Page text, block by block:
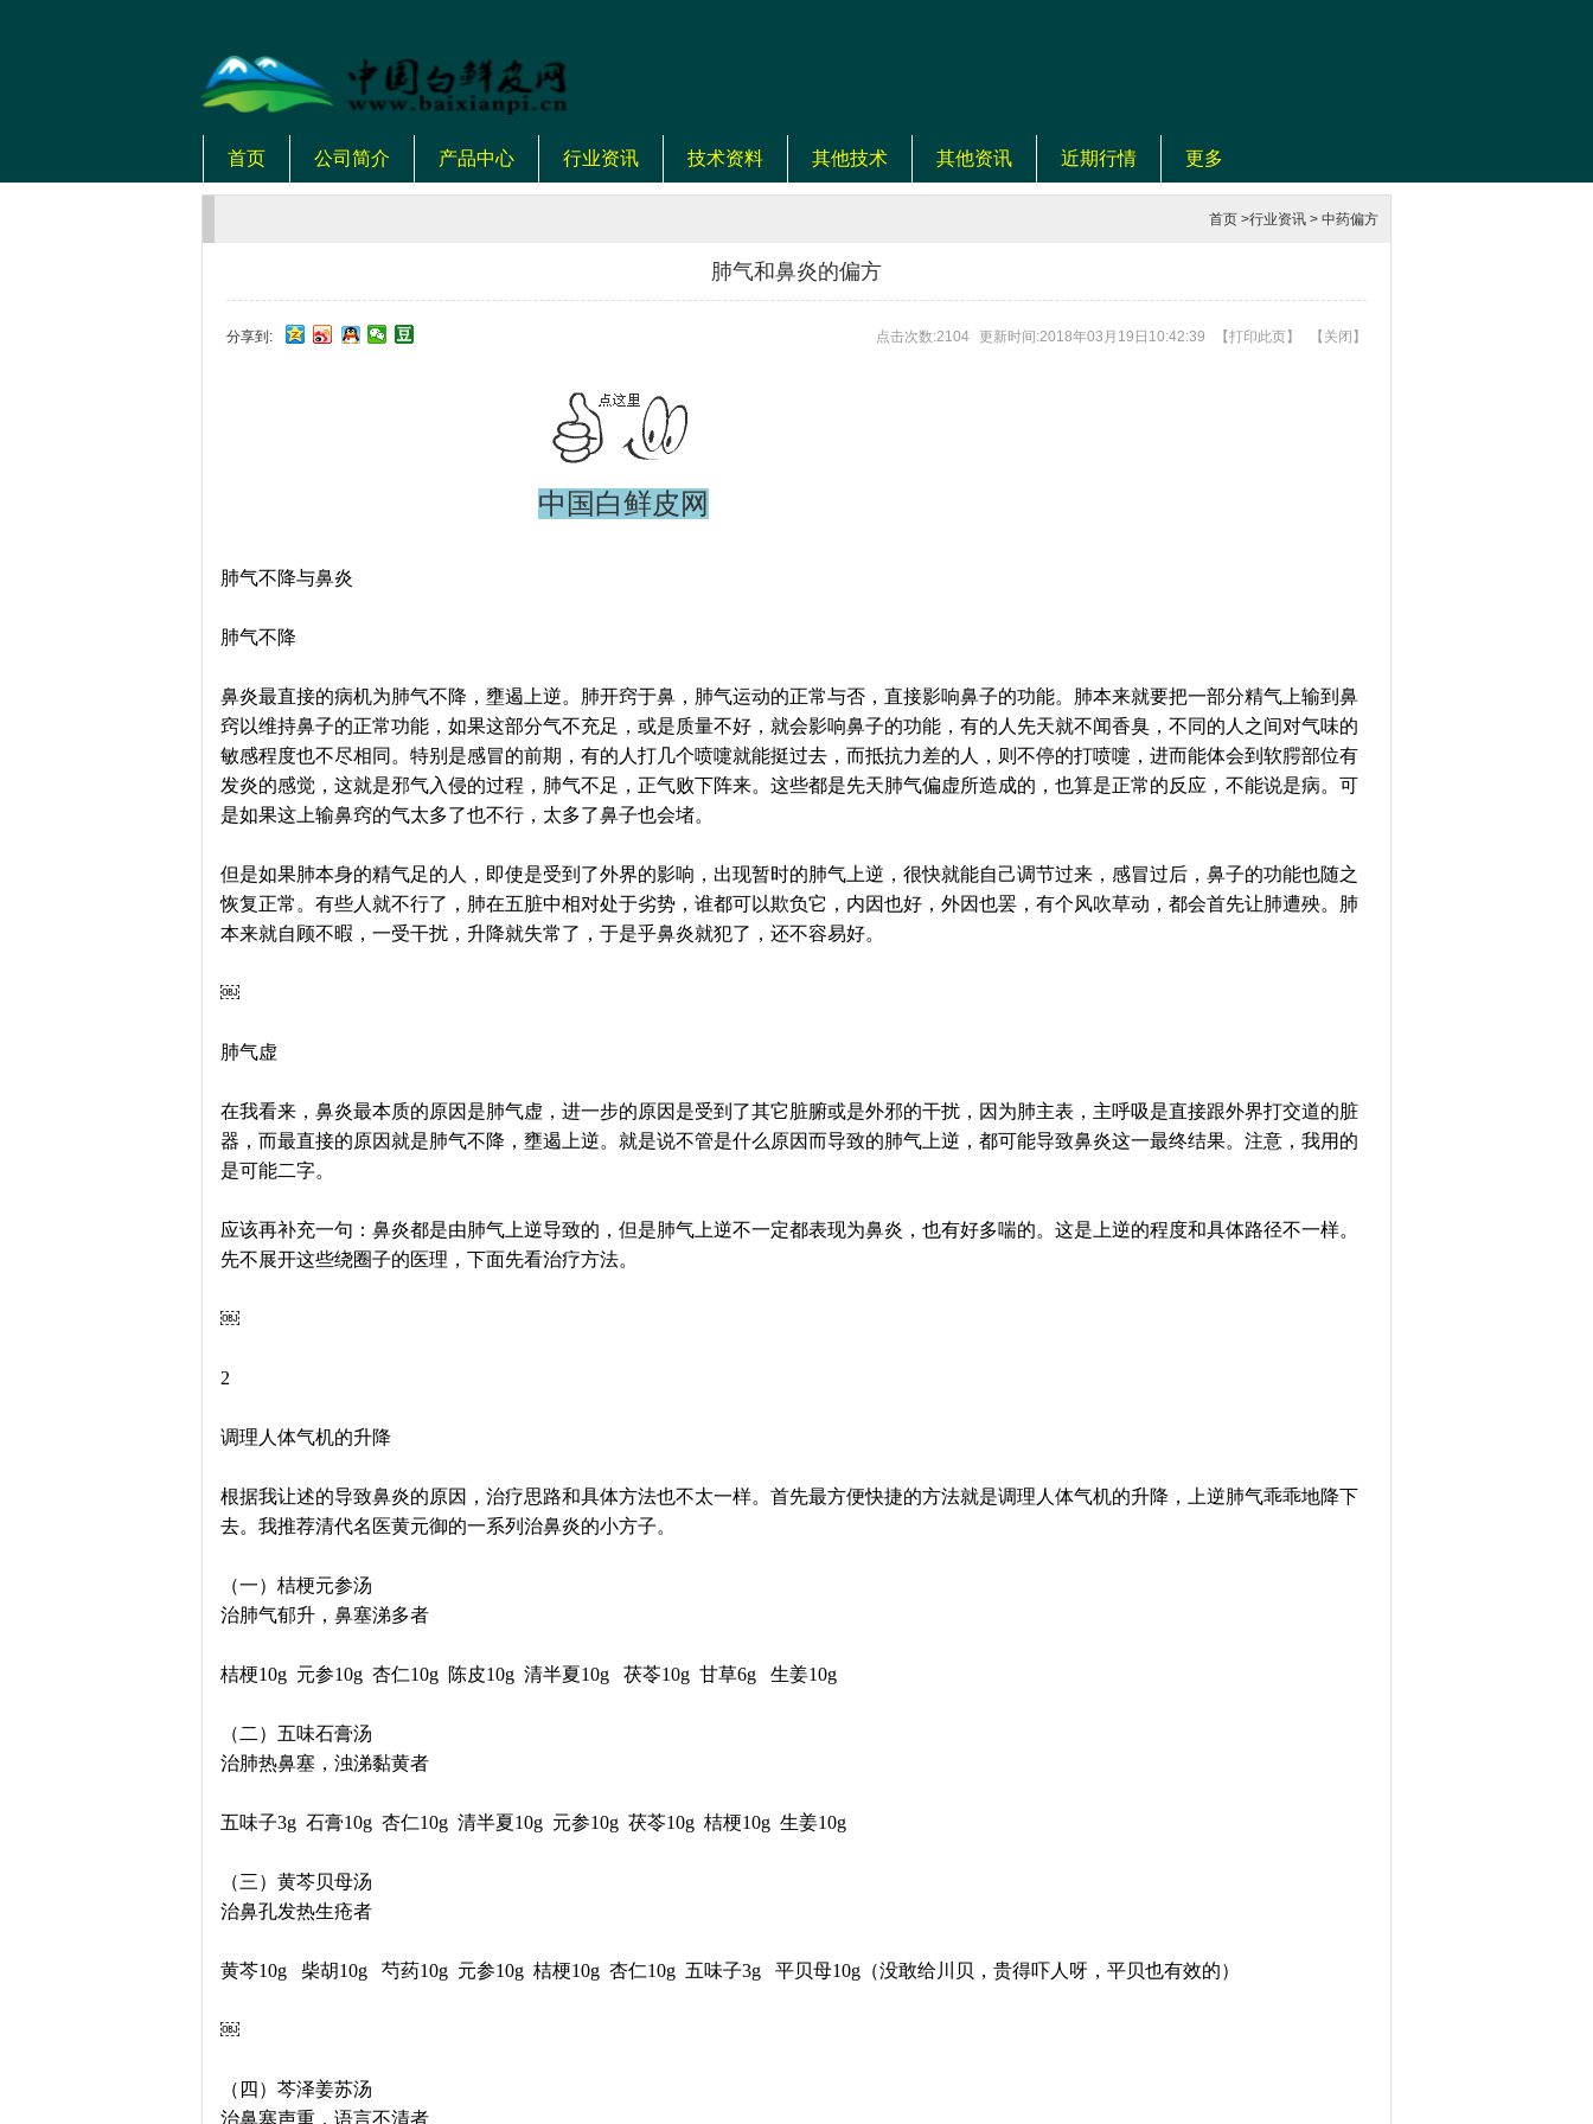
首页 公司简介 产品中心 行业资讯 技术资料 其他技术 其他资讯 近期行情 更多
首页 >行业资讯 > 中药偏方
肺气和鼻炎的偏方
分享到: 点击次数:2104 更新时间:2018年03月19日10:42:39 【打印此页】 【 关闭 】
中国白鲜皮网
肺气不降与鼻炎
肺气不降
鼻炎最直接的病机为肺气不降，壅遏上逆。肺开窍于鼻，肺气运动的正常与否，直接影响鼻子的功能。肺本来就要把一部分精气上输到鼻
窍以维持鼻子的正常功能，如果这部分气不充足，或是质量不好，就会影响鼻子的功能，有的人先天就不闻香臭，不同的人之间对气味的
敏感程度也不尽相同。特别是感冒的前期，有的人打几个喷嚏就能挺过去，而抵抗力差的人，则不停的打喷嚏，进而能体会到软腭部位有
发炎的感觉，这就是邪气入侵的过程，肺气不足，正气败下阵来。这些都是先天肺气偏虚所造成的，也算是正常的反应，不能说是病。可
是如果这上输鼻窍的气太多了也不行，太多了鼻子也会堵。
但是如果肺本身的精气足的人，即使是受到了外界的影响，出现暂时的肺气上逆，很快就能自己调节过来，感冒过后，鼻子的功能也随之
恢复正常。有些人就不行了，肺在五脏中相对处于劣势，谁都可以欺负它，内因也好，外因也罢，有个风吹草动，都会首先让肺遭殃。肺
本来就自顾不暇，一受干扰，升降就失常了，于是乎鼻炎就犯了，还不容易好。
￼
肺气虚
在我看来，鼻炎最本质的原因是肺气虚，进一步的原因是受到了其它脏腑或是外邪的干扰，因为肺主表，主呼吸是直接跟外界打交道的脏
器，而最直接的原因就是肺气不降，壅遏上逆。就是说不管是什么原因而导致的肺气上逆，都可能导致鼻炎这一最终结果。注意，我用的
是可能二字。
应该再补充一句：鼻炎都是由肺气上逆导致的，但是肺气上逆不一定都表现为鼻炎，也有好多喘的。这是上逆的程度和具体路径不一样。
先不展开这些绕圈子的医理，下面先看治疗方法。
￼
2
调理人体气机的升降
根据我让述的导致鼻炎的原因，治疗思路和具体方法也不太一样。首先最方便快捷的方法就是调理人体气机的升降，上逆肺气乖乖地降下
去。我推荐清代名医黄元御的一系列治鼻炎的小方子。
（一）桔梗元参汤
治肺气郁升，鼻塞涕多者
桔梗10g 元参10g 杏仁10g 陈皮10g 清半夏10g 茯苓10g 甘草6g 生姜10g
（二）五味石膏汤
治肺热鼻塞，浊涕黏黄者
五味子3g 石膏10g 杏仁10g 清半夏10g 元参10g 茯苓10g 桔梗10g 生姜10g
（三）黄芩贝母汤
治鼻孔发热生疮者
黄芩10g 柴胡10g 芍药10g 元参10g 桔梗10g 杏仁10g 五味子3g 平贝母10g（没敢给川贝，贵得吓人呀，平贝也有效的）
￼
（四）芩泽姜苏汤
治鼻塞声重，语言不清者